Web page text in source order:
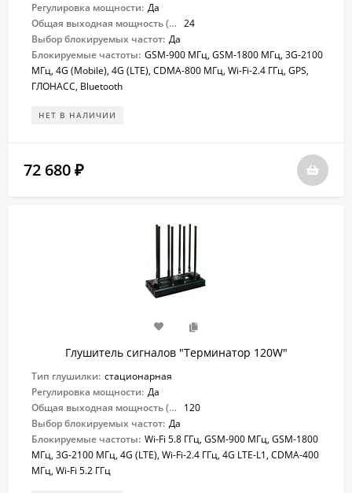
Регулировка мощности: Да
Общая выходная мощность (Вт): 24
Выбор блокируемых частот: Да
Блокируемые частоты: GSM-900 МГц, GSM-1800 МГц, 3G-2100
МГц, 4G (Mobile), 4G (LTE), CDMA-800 МГц, Wi-Fi-2.4 ГГц, GPS,
ГЛОНАСС, Bluetooth
НЕТ В НАЛИЧИИ
72 680 ₽
Глушитель сигналов "Терминатор 120W"
Тип глушилки: стационарная
Регулировка мощности: Да
Общая выходная мощность (Вт):
120
Выбор блокируемых частот: Да
Блокируемые частоты: Wi-Fi 5.8 ГГц, GSM-900 МГц, GSM-1800
МГц, 3G-2100 МГц, 4G (LTE), Wi-Fi-2.4 ГГц, 4G LTE-L1, CDMA-400
МГц, Wi-Fi 5.2 ГГц